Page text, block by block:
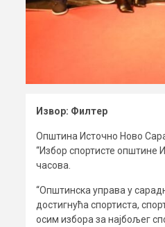
Извор: Филтер
Општина Источно Ново
“Избор спортисте општине
часова.
“Општинска управа у
достигнућа спортиста,
осим избора за најбољег